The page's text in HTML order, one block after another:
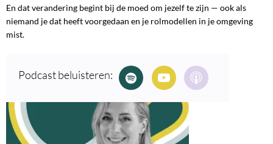
En dat verandering begint bij de moed om jezelf te zijn — ook als
niemand je dat heeft voorgedaan en je rolmodellen in je omgeving
mist.
Podcast beluisteren: